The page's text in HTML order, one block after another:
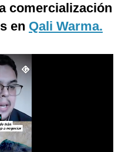
comercialización
en Qali Warma.